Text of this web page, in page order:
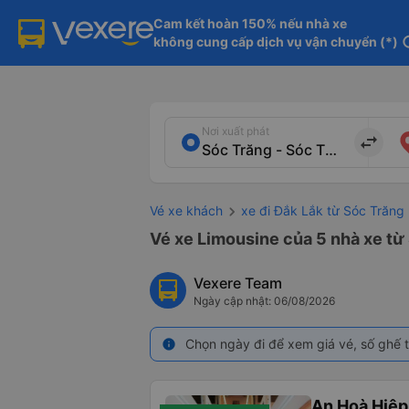
Cam kết hoàn 150% nếu nhà xe
không cung cấp dịch vụ vận chuyển (*)
Nơi xuất phát
import_export
Vé xe khách xe đi Đắk Lắk từ Sóc Trăng
Vé xe Limousine của 5 nhà xe
Vexere Team
Ngày cập nhật: 06/08/2026
info Chọn ngày đi để xem giá vé, số